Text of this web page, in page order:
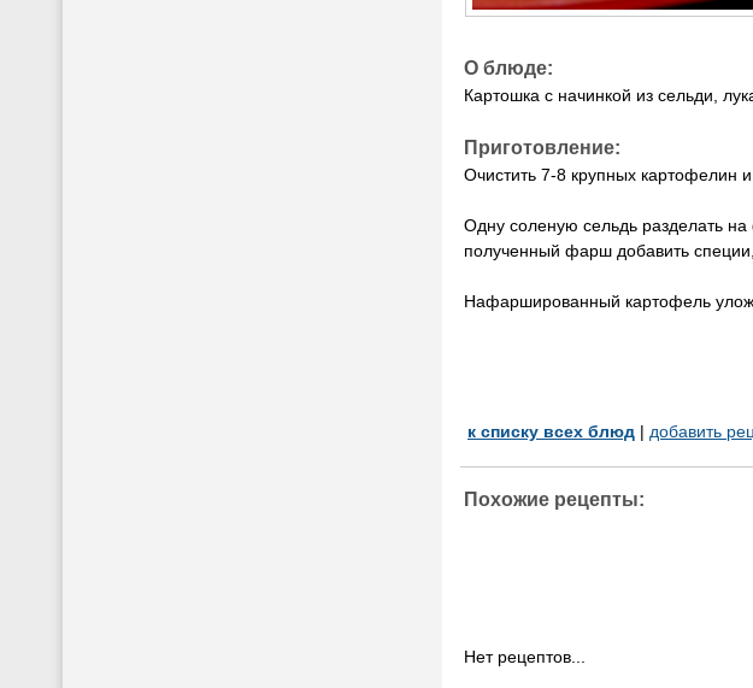
О блюде:
Картошка с начинкой из сельди,
Приготовление:
Очистить 7-8 крупных картофелин
Одну соленую сельдь разделать
полученный фарш добавить
Нафаршированный картофель
к списку всех блюд | добавить
Похожие рецепты:
Нет рецептов...